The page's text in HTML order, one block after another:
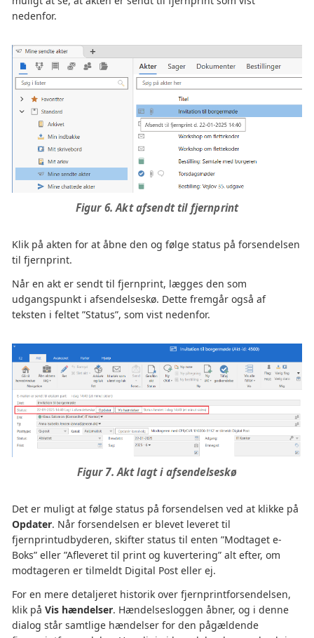
nedenfor.
Figur 6. Akt afsendt til fjernprint
Klik på akten for at åbne den og følge status på forsendelsen
til fjernprint.
Når en akt er sendt til fjernprint, lægges den som
udgangspunkt i afsendelseskø. Dette fremgår også af
teksten i feltet ”Status”, som vist nedenfor.
Figur 7. Akt lagt i afsendelseskø
Det er muligt at følge status på forsendelsen ved at klikke på
Opdater. Når forsendelsen er blevet leveret til
fjernprintudbyderen, skifter status til enten ”Modtaget e-
Boks” eller ”Afleveret til print og kuvertering” alt efter, om
modtageren er tilmeldt Digital Post eller ej.
For en mere detaljeret historik over fjernprintforsendelsen,
klik på Vis hændelser. Hændelsesloggen åbner, og i denne
dialog står samtlige hændelser for den pågældende